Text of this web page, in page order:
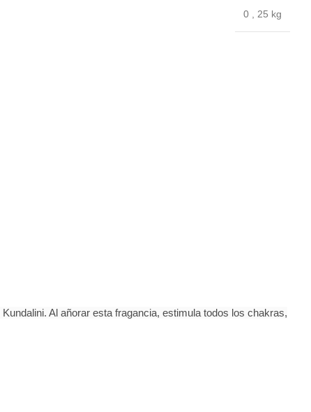
0 25 kg
Al añorar esta fragancia, estimula todos los chakras,